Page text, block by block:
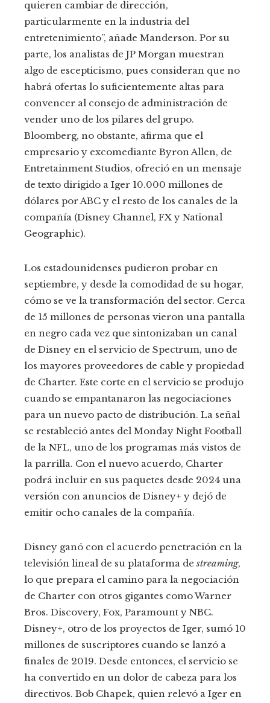
quieren cambiar de dirección,
particularmente en la industria del
entretenimiento”, añade Manderson. Por su
parte, los analistas de JP Morgan muestran
algo de escepticismo, pues consideran que no
habrá ofertas lo suficientemente altas para
convencer al consejo de administración de
vender uno de los pilares del grupo.
Bloomberg, no obstante, afirma que el
empresario y excomediante Byron Allen, de
Entretainment Studios, ofreció en un mensaje
de texto dirigido a Iger 10.000 millones de
dólares por ABC y el resto de los canales de la
compañía (Disney Channel, FX y National
Geographic).
Los estadounidenses pudieron probar en
septiembre, y desde la comodidad de su hogar,
cómo se ve la transformación del sector. Cerca
de 15 millones de personas vieron una pantalla
en negro cada vez que sintonizaban un canal
de Disney en el servicio de Spectrum, uno de
los mayores proveedores de cable y propiedad
de Charter. Este corte en el servicio se produjo
cuando se empantanaron las negociaciones
para un nuevo pacto de distribución. La señal
se restableció antes del Monday Night Football
de la NFL, uno de los programas más vistos de
la parrilla. Con el nuevo acuerdo, Charter
podrá incluir en sus paquetes desde 2024 una
versión con anuncios de Disney+ y dejó de
emitir ocho canales de la compañía.
Disney ganó con el acuerdo penetración en la
televisión lineal de su plataforma de streaming,
lo que prepara el camino para la negociación
de Charter con otros gigantes como Warner
Bros. Discovery, Fox, Paramount y NBC.
Disney+, otro de los proyectos de Iger, sumó 10
millones de suscriptores cuando se lanzó a
finales de 2019. Desde entonces, el servicio se
ha convertido en un dolor de cabeza para los
directivos. Bob Chapek, quien relevó a Iger en